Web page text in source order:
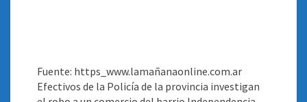
Fuente: https_www.lamañanaonline.com.ar
Efectivos de la Policía de la provincia investigan